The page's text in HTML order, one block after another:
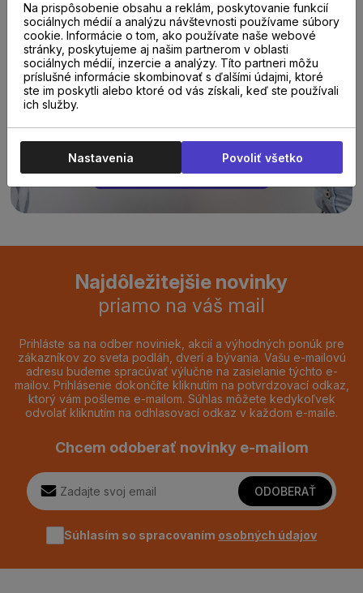
Poraďte sa s
odborníkom u nás na
predajni.
REZERVOVAŤ TERMÍN
Najdôležitejšie novinky
priamo na váš mail
Prihláste sa na odber noviniek, akcií a výhodných ponúk pre
zákazníkov zo sveta podláh, dverí a bývania. Vašu e-mailovú
adresu budeme spracúvať výlučne na zasielanie týchto e-
mailov. Prihlásenie dokončíte kliknutím na potvrdzovací odkaz,
ktorý vám pošleme e-mailom. Súhlas môžete kedykoľvek
odvolať kliknutím na odhlasovací odkaz v každom e-maile.
Chcem odoberať novinky e-mailom
ODOBERAŤ
Súhlasím so spracovaním osobných údajov
Na prispôsobenie obsahu a reklám, poskytovanie funkcií
sociálnych médií a analýzu návštevnosti používame súbory
cookie. Informácie o tom, ako používate naše webové
stránky, poskytujeme aj našim partnerom v oblasti
sociálnych médií, inzercie a analýzy. Títo partneri môžu
príslušné informácie skombinovať s ďalšími údajmi, ktoré
ste im poskytli alebo ktoré od vás získali, keď ste používali
ich služby.
Nastavenia Povoliť všetko